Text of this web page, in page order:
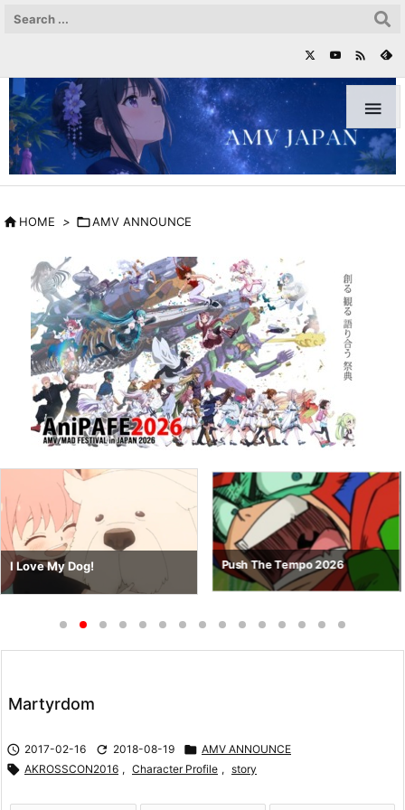


HOME > AMV ANNOUNCE
I Love My Dog! Push The Tempo 2026
Martyrdom
 2017-02-16  2018-08-19  AMV ANNOUNCE
 AKROSSCON2016 , Character Profile , story